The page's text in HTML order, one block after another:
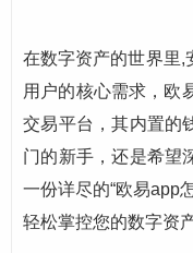
在数字资产的世界里,
用户的核心需求，欧
交易平台，其内置的
门的新手，还是希望
一份详尽的“欧易app
轻松掌控您的数字资产